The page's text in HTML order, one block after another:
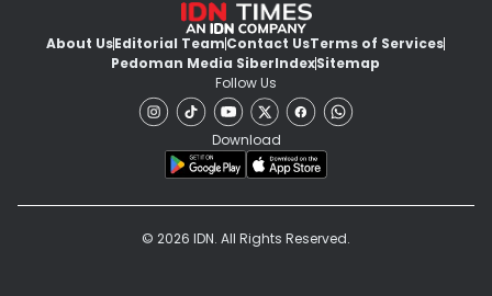
About UsEditorial TeamContact UsTerms of Services
Pedoman Media SiberIndexSitemap
Follow Us
Download
© 2026 IDN. All Rights Reserved.